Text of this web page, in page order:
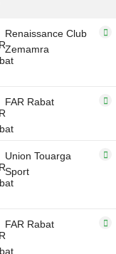
Renaissance Club
Zemamra
FAR Rabat
Union Touarga
Sport
FAR Rabat